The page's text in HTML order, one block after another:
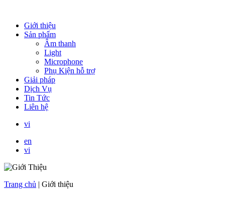
Giới thiệu
Sản phẩm
Âm thanh
Light
Microphone
Phụ Kiện hỗ trợ
Giải pháp
Dịch Vụ
Tin Tức
Liên hệ
vi
en
vi
Trang chủ | Giới thiệu